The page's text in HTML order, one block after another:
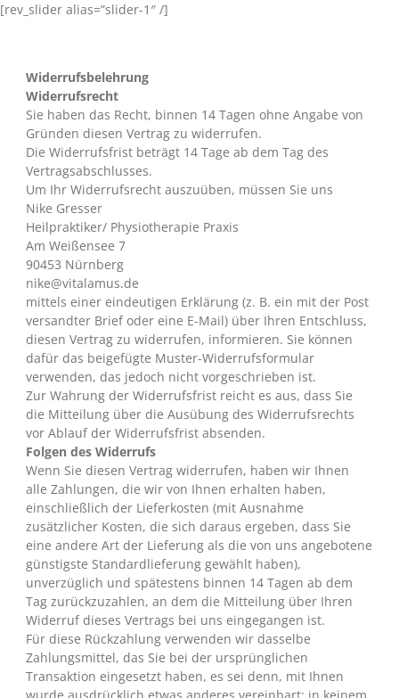
Zum
[rev_slider alias=”slider-1″ /]
Widerrufsbelehrung
Widerrufsrecht
Sie haben das Recht, binnen 14 Tagen ohne Angabe von
Gründen diesen Vertrag zu widerrufen.
Die Widerrufsfrist beträgt 14 Tage ab dem Tag des
Vertragsabschlusses.
Um Ihr Widerrufsrecht auszuüben, müssen Sie uns
Nike Gresser
Heilpraktiker/ Physiotherapie Praxis
Am Weißensee 7
90453 Nürnberg
nike@vitalamus.de
mittels einer eindeutigen Erklärung (z. B. ein mit der Post
versandter Brief oder eine E-Mail) über Ihren Entschluss,
diesen Vertrag zu widerrufen, informieren. Sie können
dafür das beigefügte Muster-Widerrufsformular
verwenden, das jedoch nicht vorgeschrieben ist.
Zur Wahrung der Widerrufsfrist reicht es aus, dass Sie
die Mitteilung über die Ausübung des Widerrufsrechts
vor Ablauf der Widerrufsfrist absenden.
Folgen des Widerrufs
Wenn Sie diesen Vertrag widerrufen, haben wir Ihnen
alle Zahlungen, die wir von Ihnen erhalten haben,
einschließlich der Lieferkosten (mit Ausnahme
zusätzlicher Kosten, die sich daraus ergeben, dass Sie
eine andere Art der Lieferung als die von uns angebotene
günstigste Standardlieferung gewählt haben),
unverzüglich und spätestens binnen 14 Tagen ab dem
Tag zurückzuzahlen, an dem die Mitteilung über Ihren
Widerruf dieses Vertrags bei uns eingegangen ist.
Für diese Rückzahlung verwenden wir dasselbe
Zahlungsmittel, das Sie bei der ursprünglichen
Transaktion eingesetzt haben, es sei denn, mit Ihnen